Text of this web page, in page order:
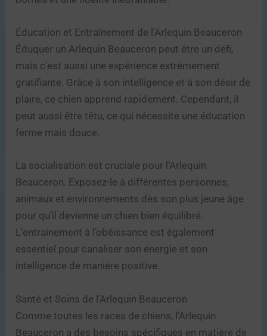
Éducation et Entraînement de l’Arlequin Beauceron
Éduquer un Arlequin Beauceron peut être un défi,
mais c’est aussi une expérience extrêmement
gratifiante. Grâce à son intelligence et à son désir de
plaire, ce chien apprend rapidement. Cependant, il
peut aussi être têtu, ce qui nécessite une éducation
ferme mais douce.
La socialisation est cruciale pour l’Arlequin
Beauceron. Exposez-le à différentes personnes,
animaux et environnements dès son plus jeune âge
pour qu’il devienne un chien bien équilibré.
L’entraînement à l’obéissance est également
essentiel pour canaliser son énergie et son
intelligence de manière positive.
Santé et Soins de l’Arlequin Beauceron
Comme toutes les races de chiens, l’Arlequin
Beauceron a des besoins spécifiques en matière de